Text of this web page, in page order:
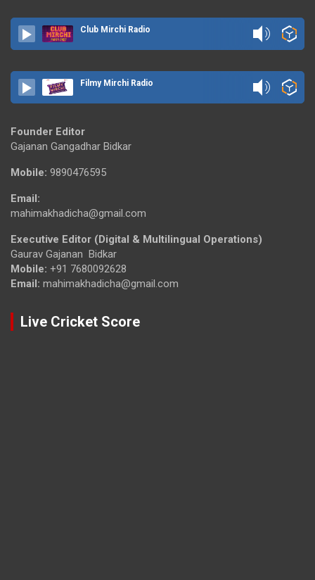
Club Mirchi Radio
Filmy Mirchi Radio
Founder Editor
Gajanan Gangadhar Bidkar
Mobile: 9890476595
Email:
mahimakhadicha@gmail.com
Executive Editor (Digital & Multilingual Operations)
Gaurav Gajanan Bidkar
Mobile: +91 7680092628
Email: mahimakhadicha@gmail.com
Live Cricket Score